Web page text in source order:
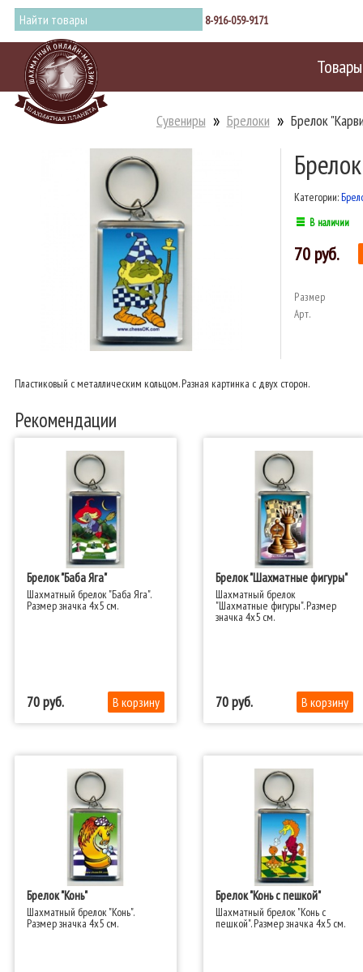
8-916-059-9171
Товары
Сувениры Брелоки Брелок
Категории:
В наличии
70
Размер
Арт.
Пластиковый с металлическим кольцом. Разная картинка с двух сторон.
Рекомендации
Брелок "Баба Яга"
Шахматный брелок "Баба Яга".
Размер значка 4x5 см.​
70
Брелок "Шахматные фигуры"
Шахматный брелок
"Шахматные фигуры". Размер
значка 4x5 см.​
70
Брелок "Конь"
Шахматный брелок "Конь".
Размер значка 4x5 см.​
Брелок "Конь с пешкой"
Шахматный брелок "Конь с
пешкой". Размер значка 4x5 см.​